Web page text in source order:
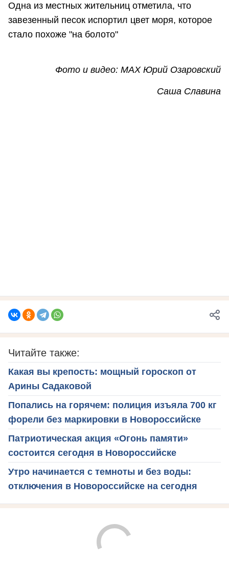
Одна из местных жительниц отметила, что
завезенный песок испортил цвет моря, которое
стало похоже "на болото"
Фото и видео: МАХ Юрий Озаровский
Саша Славина
Читайте также:
Какая вы крепость: мощный гороскоп от
Арины Садаковой
Попались на горячем: полиция изъяла 700 кг
форели без маркировки в Новороссийске
Патриотическая акция «Огонь памяти»
состоится сегодня в Новороссийске
Утро начинается с темноты и без воды:
отключения в Новороссийске на сегодня